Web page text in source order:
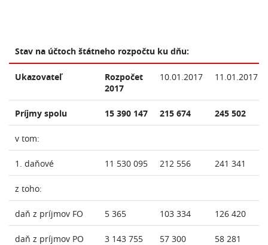
Stav na účtoch štátneho rozpočtu ku dňu:
Ukazovateľ
Rozpočet
2017
10.01.2017 11.01.2017
Príjmy spolu 15 390 147 215 674 245 502
v tom:
1. daňové 11 530 095 212 556 241 341
z toho:
daň z príjmov FO 5 365 103 334 126 420
daň z príjmov PO 3 143 755 57 300 58 281